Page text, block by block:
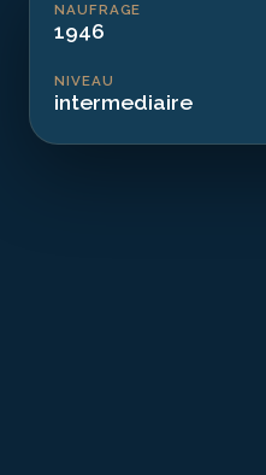
NAUFRAGE
1946
NIVEAU
intermediaire